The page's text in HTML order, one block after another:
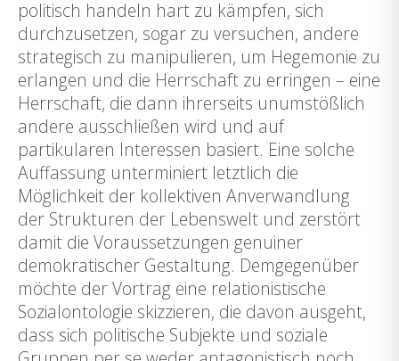
politisch handeln hart zu kämpfen, sich
durchzusetzen, sogar zu versuchen, andere
strategisch zu manipulieren, um Hegemonie zu
erlangen und die Herrschaft zu erringen – eine
Herrschaft, die dann ihrerseits unumstößlich
andere ausschließen wird und auf
partikularen Interessen basiert. Eine solche
Auffassung unterminiert letztlich die
Möglichkeit der kollektiven Anverwandlung
der Strukturen der Lebenswelt und zerstört
damit die Voraussetzungen genuiner
demokratischer Gestaltung. Demgegenüber
möchte der Vortrag eine relationistische
Sozialontologie skizzieren, die davon ausgeht,
dass sich politische Subjekte und soziale